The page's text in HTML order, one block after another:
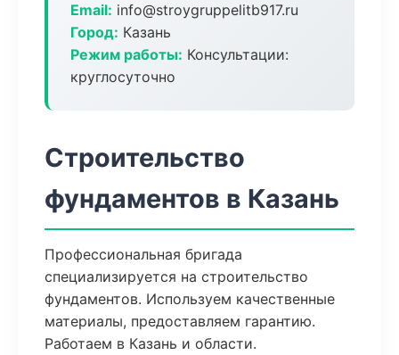
Email: info@stroygruppelitb917.ru
Город: Казань
Режим работы: Консультации:
круглосуточно
Строительство
фундаментов в Казань
Профессиональная бригада
специализируется на строительство
фундаментов. Используем качественные
материалы, предоставляем гарантию.
Работаем в Казань и области.